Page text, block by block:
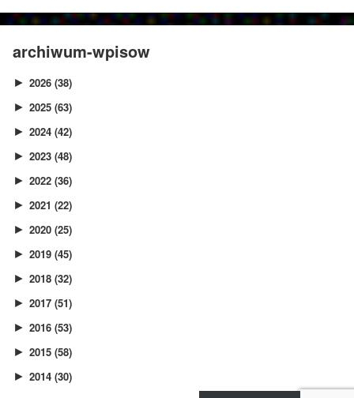
archiwum-wpisow
► 2026 (38)
► 2025 (63)
► 2024 (42)
► 2023 (48)
► 2022 (36)
► 2021 (22)
► 2020 (25)
► 2019 (45)
► 2018 (32)
► 2017 (51)
► 2016 (53)
► 2015 (58)
► 2014 (30)